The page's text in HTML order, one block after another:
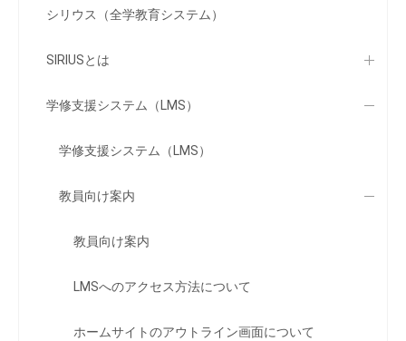
シリウス（全学教育システム）
SIRIUSとは
学修支援システム（LMS）
学修支援システム（LMS）
教員向け案内
教員向け案内
LMSへのアクセス方法について
ホームサイトのアウトライン画面について